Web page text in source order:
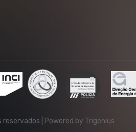
| Powered by Trigenius